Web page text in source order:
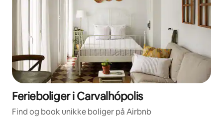
Ferieboliger i Carvalhópolis
Find og book unikke boliger på Airbnb